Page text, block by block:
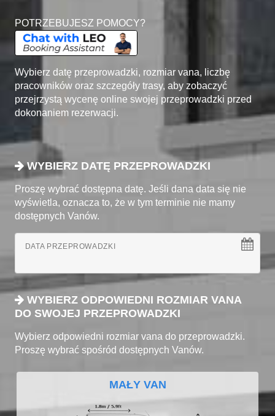
POTRZEBUJESZ POMOCY?
Wybierz datę przeprowadzki, rozmiar vana, liczbę
pracowników oraz szczegóły trasy, aby zobaczyć
przejrzystą wycenę online swojej przeprowadzki przed
dokonaniem rezerwacji.
WYBIERZ DATĘ PRZEPROWADZKI
Proszę wybrać dostępna datę. Jeśli dana data się nie
wyświetla, oznacza to, że w tym terminie nie mamy
dostępnych Vanów.
DATA PRZEPROWADZKI
WYBIERZ ODPOWIEDNI ROZMIAR VANA
DO SWOJEJ PRZEPROWADZKI
Wybierz odpowiedni rozmiar vana do przeprowadzki.
Proszę wybrać spośród dostępnych Vanów.
MAŁY VAN